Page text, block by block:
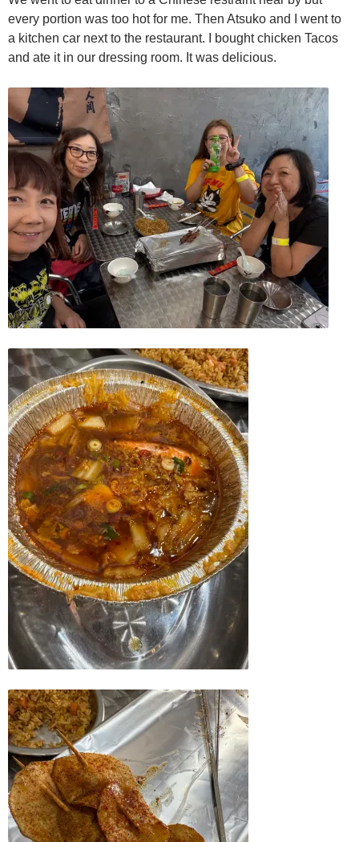
every portion was too hot for me. Then Atsuko and I went to
a kitchen car next to the restaurant. I bought chicken Tacos
and ate it in our dressing room. It was delicious.